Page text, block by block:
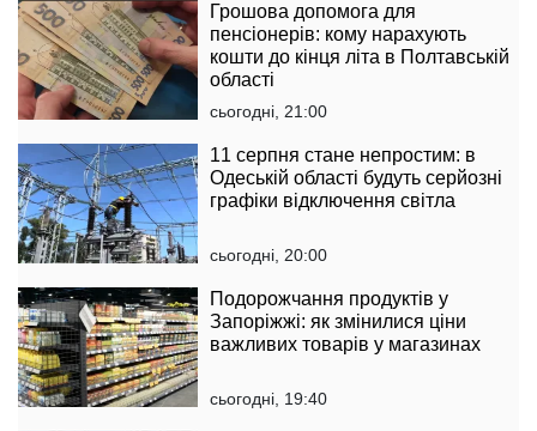
Грошова допомога для
пенсіонерів: кому нарахують
кошти до кінця літа в Полтавській
області
сьогодні, 21:00
11 серпня стане непростим: в
Одеській області будуть серйозні
графіки відключення світла
сьогодні, 20:00
Подорожчання продуктів у
Запоріжжі: як змінилися ціни
важливих товарів у магазинах
сьогодні, 19:40